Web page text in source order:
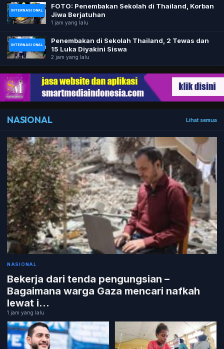
INTERNASIONAL
FOTO: Penembakan Sekolah di Thailand, Korban
Jiwa Berjatuhan
1 jam yang lalu
INTERNASIONAL
Penembakan di Sekolah Thailand, 2 Tewas dan
15 Luka Diyakini Siswa
2 jam yang lalu
NASIONAL Lihat semua
NASIONAL
Bekerja dari tenda pengungsian –
Bagaimana warga Gaza mencari nafkah
lewat i...
1 jam yang lalu